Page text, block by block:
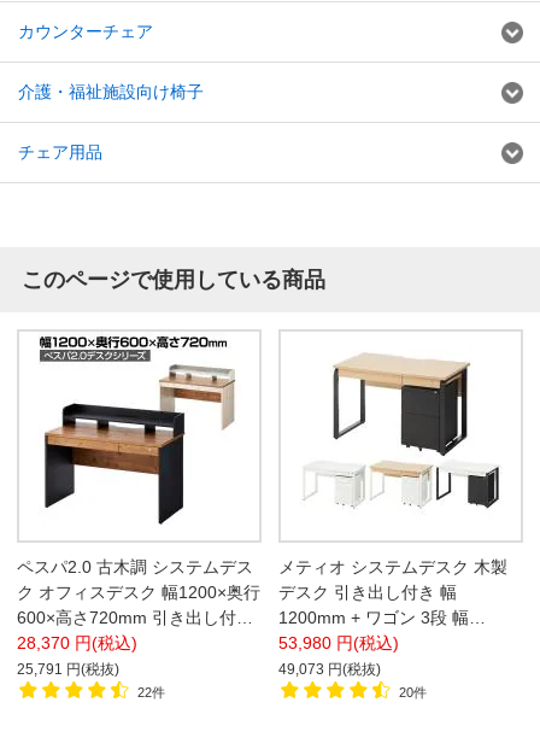
カウンターチェア
介護・福祉施設向け椅子
チェア用品
このページで使用している商品
ペスパ2.0 古木調 システムデス
ク オフィスデスク 幅1200×奥行
600×高さ720mm 引き出し付き
+ 机上ラック ロータイプ
28,370 円(税込)
25,791 円(税抜)
22件
メティオ システムデスク 木製
デスク 引き出し付き 幅
1200mm + ワゴン 3段 幅
400mm セット【ホワイト×ホワ
イト ホワイト×ブラック販売終
了】
53,980 円(税込)
49,073 円(税抜)
20件